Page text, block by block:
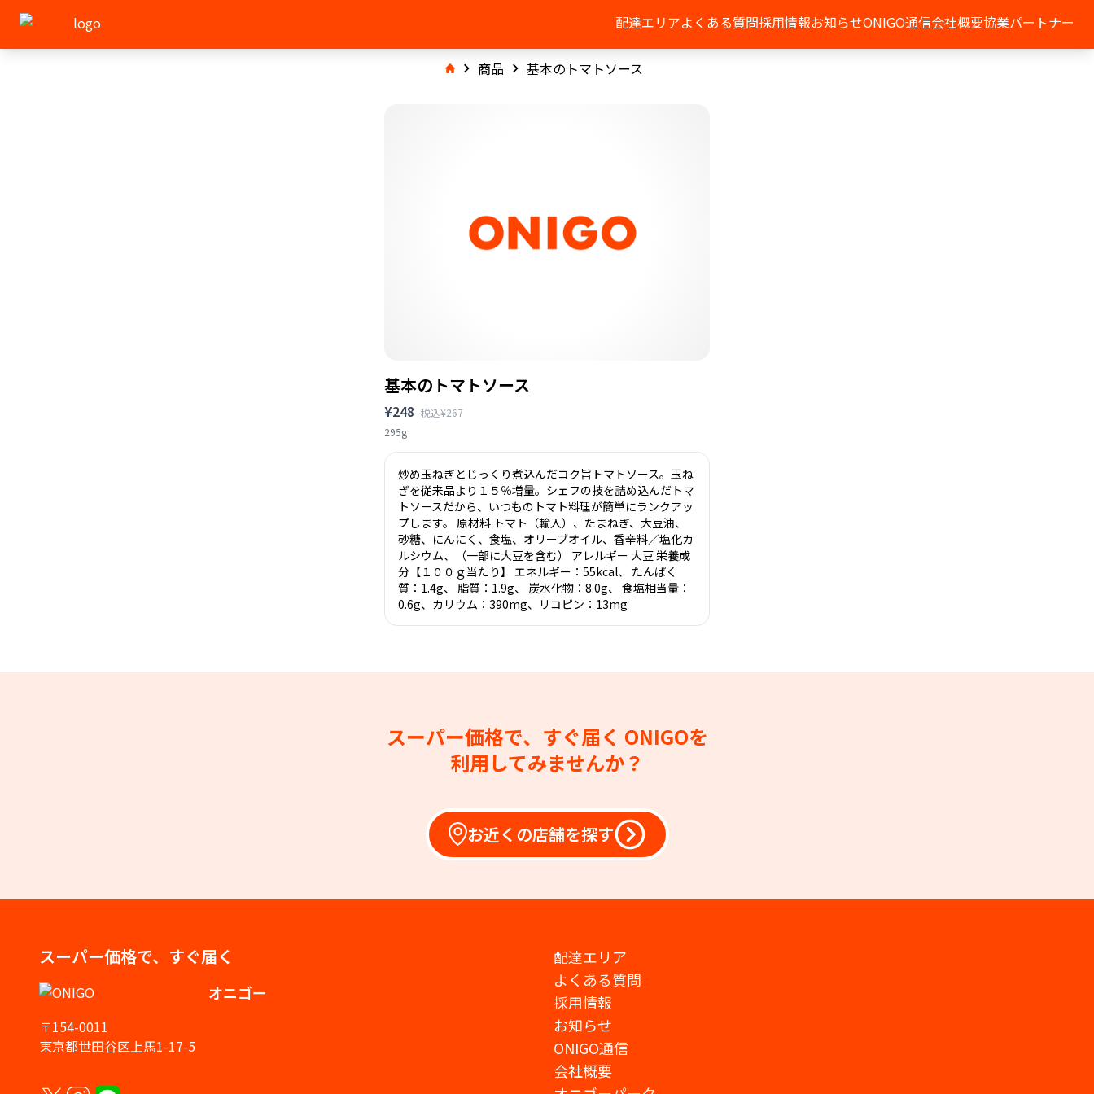
配達エリアよくある質問採用情報お知らせONIGO通信会社概要協業パートナー
商品 基本のトマトソース
基本のトマトソース
¥248 税込¥267
295g
炒め玉ねぎとじっくり煮込んだコク旨トマトソース。玉ね
ぎを従来品より１５％増量。シェフの技を詰め込んだトマ
トソースだから、いつものトマト料理が簡単にランクアッ
プします。 原材料 トマト（輸入）、たまねぎ、大豆油、
砂糖、にんにく、食塩、オリーブオイル、香辛料／塩化カ
ルシウム、（一部に大豆を含む） アレルギー 大豆 栄養成
分【１００ｇ当たり】 エネルギー：55kcal、 たんぱく
質：1.4g、 脂質：1.9g、 炭水化物：8.0g、 食塩相当量：
0.6g、カリウム：390mg、リコピン：13mg
スーパー価格で、すぐ届く ONIGOを
利用してみませんか？
お近くの店舗を探す
スーパー価格で、すぐ届く
オニゴー
〒154-0011
東京都世田谷区上馬1-17-5
配達エリア
よくある質問
採用情報
お知らせ
ONIGO通信
会社概要